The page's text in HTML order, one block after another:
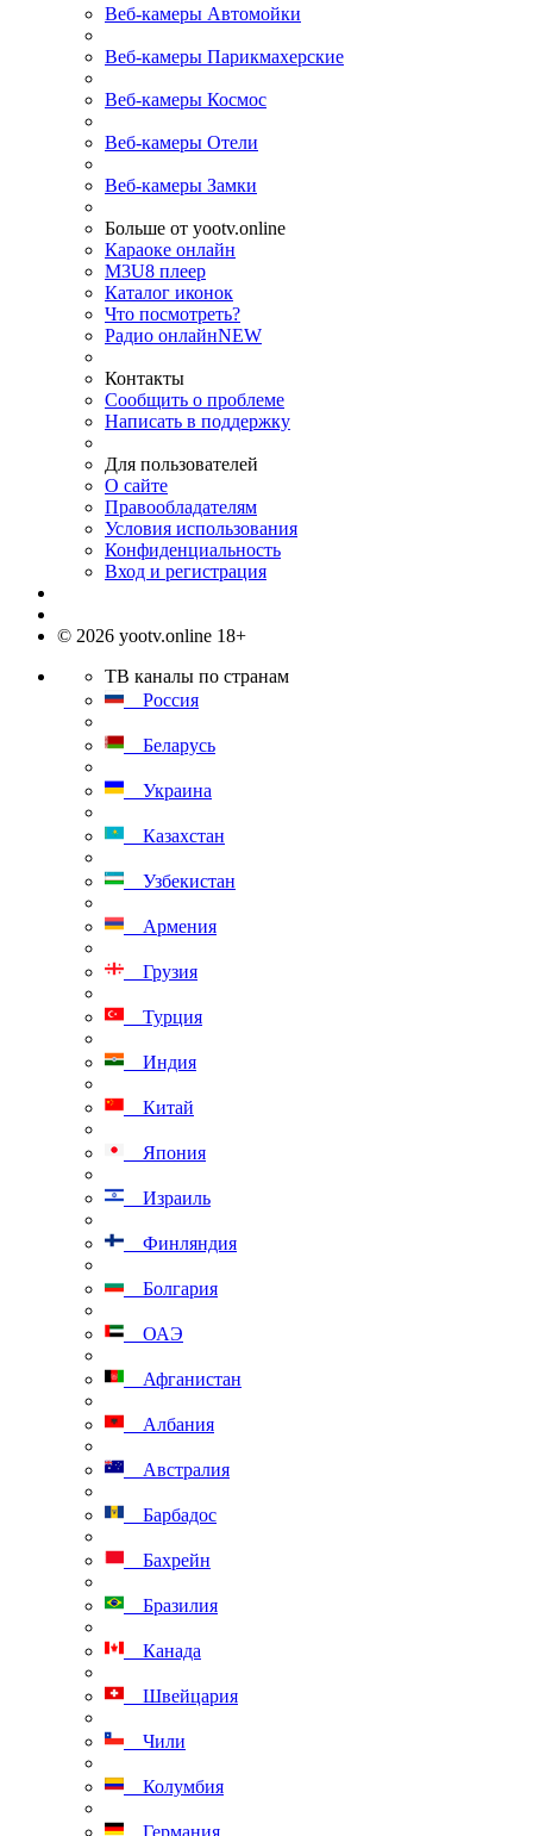
Веб-камеры Автомойки
Веб-камеры Парикмахерские
Веб-камеры Космос
Веб-камеры Отели
Веб-камеры Замки
Больше от yootv.online
Караоке онлайн
M3U8 плеер
Каталог иконок
Что посмотреть?
Радио онлайнNEW
Контакты
Сообщить о проблеме
Написать в поддержку
Для пользователей
О сайте
Правообладателям
Условия использования
Конфиденциальность
Вход и регистрация
© 2026 yootv.online 18+
ТВ каналы по странам
Россия
Беларусь
Украина
Казахстан
Узбекистан
Армения
Грузия
Турция
Индия
Китай
Япония
Израиль
Финляндия
Болгария
ОАЭ
Афганистан
Албания
Австралия
Барбадос
Бахрейн
Бразилия
Канада
Швейцария
Чили
Колумбия
Германия